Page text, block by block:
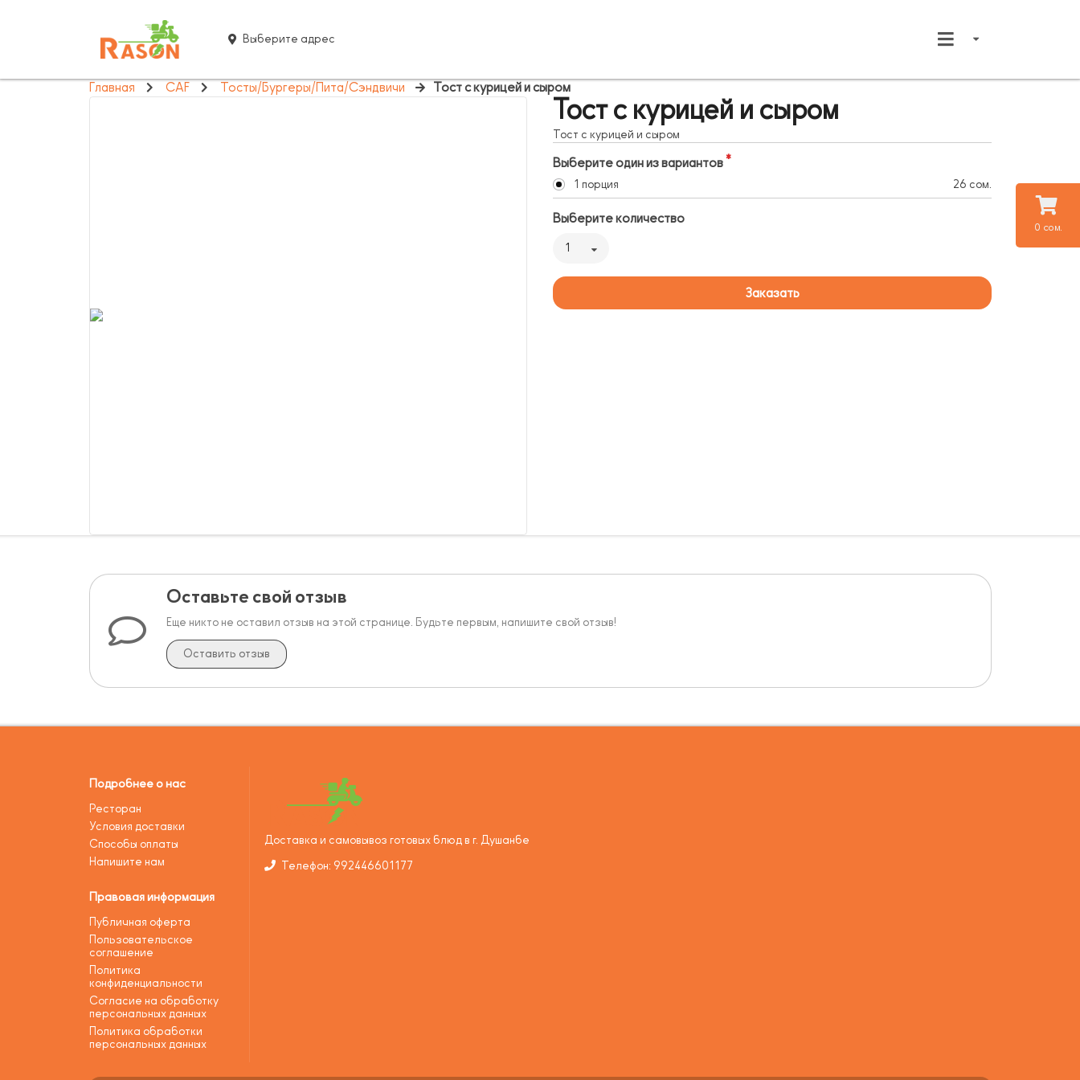
0 сом.
Выберите адрес
Главная CAF Тосты/Бургеры/Пита/Сэндвичи Тост с курицей и сыром
Тост с курицей и сыром
Тост с курицей и сыром
Выберите один из вариантов
1 порция 26 сом.
Выберите количество
1
Заказать
Оставьте свой отзыв
Еще никто не оставил отзыв на этой странице. Будьте первым, напишите свой отзыв!
Оставить отзыв
Подробнее о нас
Ресторан
Условия доставки
Способы оплаты
Напишите нам
Правовая информация
Публичная оферта
Пользовательское
соглашение
Политика
конфиденциальности
Согласие на обработку
персональных данных
Политика обработки
персональных данных
Доставка и самовывоз готовых блюд в г. Душанбе
Телефон: 992446601177